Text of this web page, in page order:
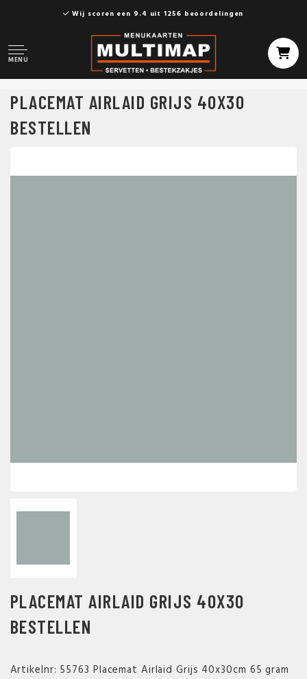
Wij scoren een 9.4 uit 1256 beoordelingen
MENU
PLACEMAT AIRLAID GRIJS 40X30
BESTELLEN
PLACEMAT AIRLAID GRIJS 40X30
BESTELLEN
Artikelnr: 55763 Placemat Airlaid Grijs 40x30cm 65 gram